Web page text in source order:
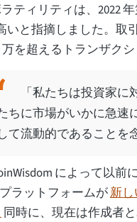
ティリティは、2022
いと指摘しました。取
万を超えるトランザク
「私たちは投資家
ちに市場がいかに急速
て流動的であることを
によって以前
プラットフォームが新
同時に、現在は作成者